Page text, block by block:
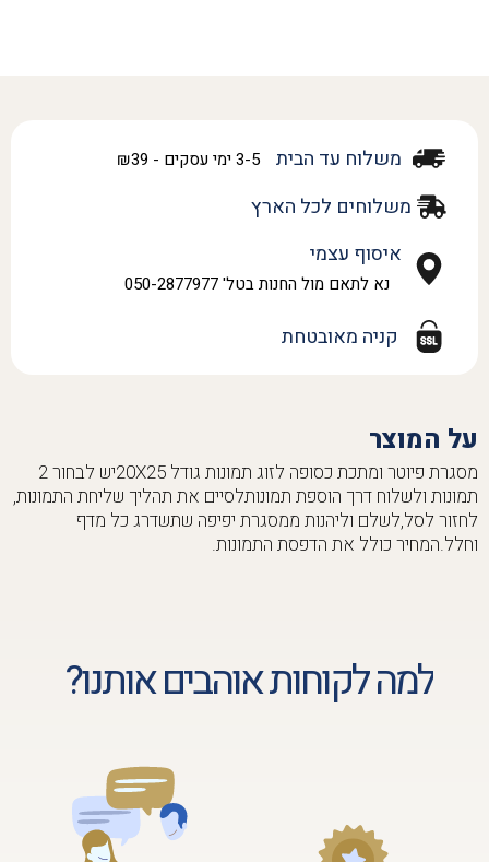
משלוח עד הבית 3-5 ימי עסקים - ₪39
משלוחים לכל הארץ
איסוף עצמי
נא לתאם מול החנות בטל' 050-2877977
קניה מאובטחת
על המוצר
מסגרת פיוטר ומתכת כסופה לזוג תמונות גודל 20X25יש לבחור 2
תמונות ולשלוח דרך הוספת תמונותלסיים את תהליך שליחת התמונות,
לחזור לסל,לשלם וליהנות ממסגרת יפיפה שתשדרג כל מדף
וחלל.המחיר כולל את הדפסת התמונות.
למה לקוחות אוהבים אותנו?